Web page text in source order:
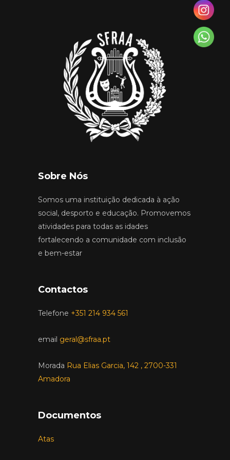
Sobre Nós
Somos uma instituição dedicada à ação
social, desporto e educação. Promovemos
atividades para todas as idades
fortalecendo a comunidade com inclusão
e bem-estar
Contactos
Telefone +351 214 934 561
email geral@sfraa.pt
Morada Rua Elias Garcia, 142 , 2700-331
Amadora
Documentos
Atas